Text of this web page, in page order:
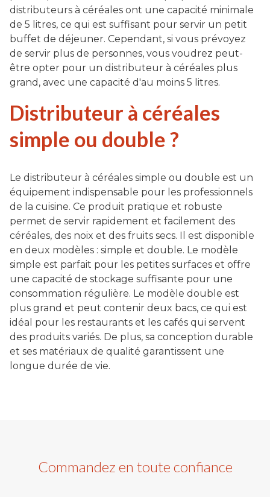
distributeurs à céréales ont une capacité minimale
de 5 litres, ce qui est suffisant pour servir un petit
buffet de déjeuner. Cependant, si vous prévoyez
de servir plus de personnes, vous voudrez peut-
être opter pour un distributeur à céréales plus
grand, avec une capacité d'au moins 5 litres.
Distributeur à céréales
simple ou double ?
Le distributeur à céréales simple ou double est un
équipement indispensable pour les professionnels
de la cuisine. Ce produit pratique et robuste
permet de servir rapidement et facilement des
céréales, des noix et des fruits secs. Il est disponible
en deux modèles : simple et double. Le modèle
simple est parfait pour les petites surfaces et offre
une capacité de stockage suffisante pour une
consommation régulière. Le modèle double est
plus grand et peut contenir deux bacs, ce qui est
idéal pour les restaurants et les cafés qui servent
des produits variés. De plus, sa conception durable
et ses matériaux de qualité garantissent une
longue durée de vie.
Commandez en toute confiance